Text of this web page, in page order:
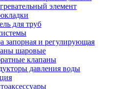
элемент
для труб
запорная и регулирующая
шаровые
клапаны
давления воды